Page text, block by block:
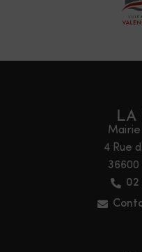
LA
Mairie
4 Rue
36600
02